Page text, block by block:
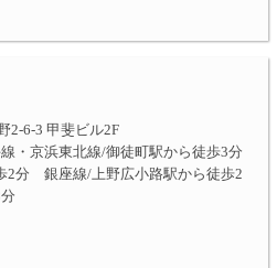
2-6-3 甲斐ビル2F
・京浜東北線/御徒町駅から徒歩3分
2分 銀座線/上野広小路駅から徒歩2